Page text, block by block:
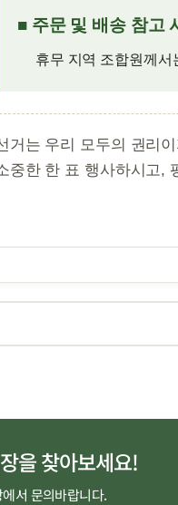
■ 주문 및 배송 참고
휴무 지역 조합원께서
거는 우리 모두의 권리
중한 한 표 행사하시고,
을 찾아보세요!
서 문의바랍니다.